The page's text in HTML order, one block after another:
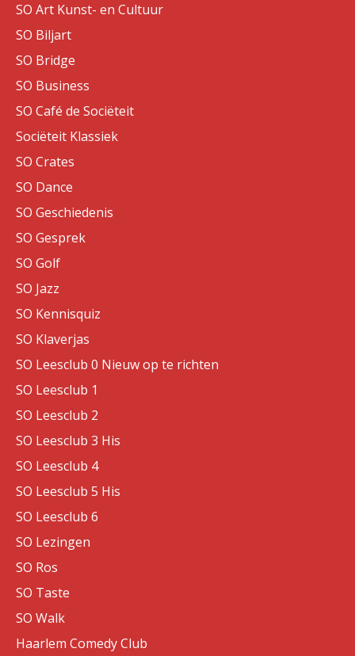
SO Art Kunst- en Cultuur
SO Biljart
SO Bridge
SO Business
SO Café de Sociëteit
Sociëteit Klassiek
SO Crates
SO Dance
SO Geschiedenis
SO Gesprek
SO Golf
SO Jazz
SO Kennisquiz
SO Klaverjas
SO Leesclub 0 Nieuw op te richten
SO Leesclub 1
SO Leesclub 2
SO Leesclub 3 His
SO Leesclub 4
SO Leesclub 5 His
SO Leesclub 6
SO Lezingen
SO Ros
SO Taste
SO Walk
Haarlem Comedy Club